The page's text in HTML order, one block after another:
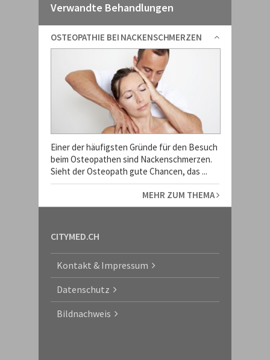
Verwandte Behandlungen
OSTEOPATHIE BEI NACKENSCHMERZEN
Einer der häufigsten Gründe für den Besuch
beim Osteopathen sind Nackenschmerzen.
Sieht der Osteopath gute Chancen, das ...
MEHR ZUM THEMA
CITYMED.CH
Kontakt & Impressum
Datenschutz
Bildnachweis